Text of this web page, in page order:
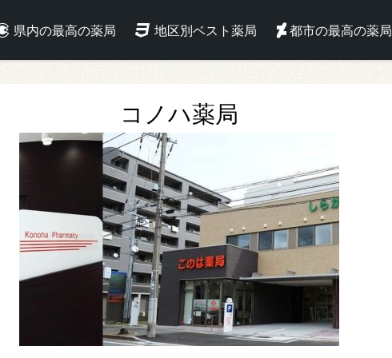
県内の最高の薬局 地区別ベスト薬局 都市の最高の薬局
コノハ薬局